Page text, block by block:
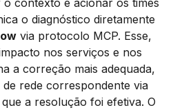
o diagnóstico diretamente
via protocolo MCP. Esse,
nos serviços e nos
a correção mais adequada,
rede correspondente via
a resolução foi efetiva. O